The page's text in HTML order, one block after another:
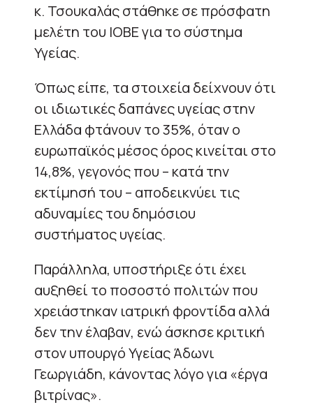
κ. Τσουκαλάς στάθηκε σε πρόσφατη
μελέτη του ΙΟΒΕ για το σύστημα
Υγείας.
Όπως είπε, τα στοιχεία δείχνουν ότι
οι ιδιωτικές δαπάνες υγείας στην
Ελλάδα φτάνουν το 35%, όταν ο
ευρωπαϊκός μέσος όρος κινείται στο
14,8%, γεγονός που – κατά την
εκτίμησή του – αποδεικνύει τις
αδυναμίες του δημόσιου
συστήματος υγείας.
Παράλληλα, υποστήριξε ότι έχει
αυξηθεί το ποσοστό πολιτών που
χρειάστηκαν ιατρική φροντίδα αλλά
δεν την έλαβαν, ενώ άσκησε κριτική
στον υπουργό Υγείας Άδωνι
Γεωργιάδη, κάνοντας λόγο για «έργα
βιτρίνας».